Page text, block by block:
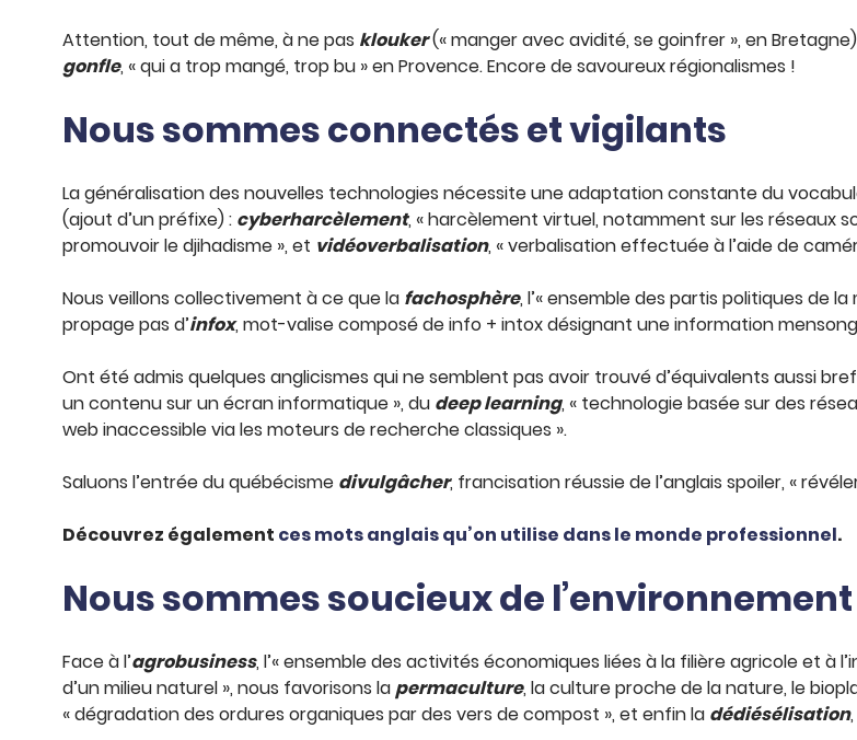
Attention, tout de même, à ne pas klouker(« manger avec avidité, se goinfrer », en
gonfle, « qui a trop mangé, trop bu » en Provence. Encore de savoureux régionalismes !
Nous sommes connectés et vigilants
La généralisation des nouvelles technologies nécessite une adaptation constante du
(ajout d’un préfixe) : cyberharcèlement, « harcèlement virtuel, notamment sur les réseaux
promouvoir le djihadisme », et vidéoverbalisation, « verbalisation effectuée à l’aide de
Nous veillons collectivement à ce que la fachosphère, l’« ensemble des partis politiques de
propage pas d’infox, mot-valise composé de info + intox désignant une information
Ont été admis quelques anglicismes qui ne semblent pas avoir trouvé d’équivalents aussi
un contenu sur un écran informatique », du deep learning, « technologie basée sur des
web inaccessible via les moteurs de recherche classiques ».
Saluons l’entrée du québécisme divulgâcher, francisation réussie de l’anglais spoiler, «
Découvrez également ces mots anglais qu’on utilise dans le monde professionnel.
Nous sommes soucieux de l’environnement
Face à l’agrobusiness, l’« ensemble des activités économiques liées à la filière agricole et à
d’un milieu naturel », nous favorisons lapermaculture, la culture proche de la nature, le
« dégradation des ordures organiques par des vers de compost », et enfin la dédiésélisation